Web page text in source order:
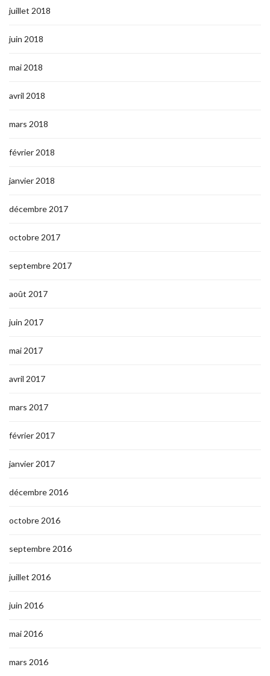
juillet 2018
juin 2018
mai 2018
avril 2018
mars 2018
février 2018
janvier 2018
décembre 2017
octobre 2017
septembre 2017
août 2017
juin 2017
mai 2017
avril 2017
mars 2017
février 2017
janvier 2017
décembre 2016
octobre 2016
septembre 2016
juillet 2016
juin 2016
mai 2016
mars 2016